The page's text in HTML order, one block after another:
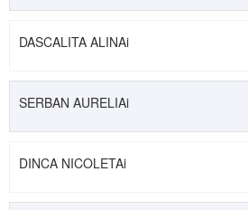
DASCALITA ALINAi
SERBAN AURELIAi
DINCA NICOLETAi